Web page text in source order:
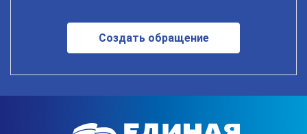
Создать обращение